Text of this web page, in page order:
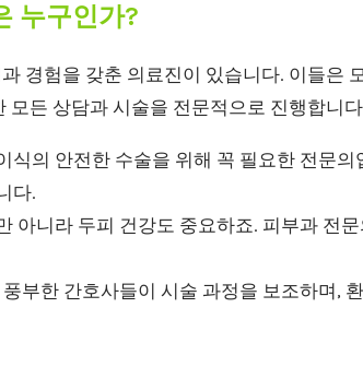
누구인가?
경험을 갖춘 의료진이 있습니다. 이들은
모든 상담과 시술을 전문적으로 진행합니
식의 안전한 수술을 위해 꼭 필요한 전문
다.
아니라 두피 건강도 중요하죠. 피부과 전
풍부한 간호사들이 시술 과정을 보조하며,